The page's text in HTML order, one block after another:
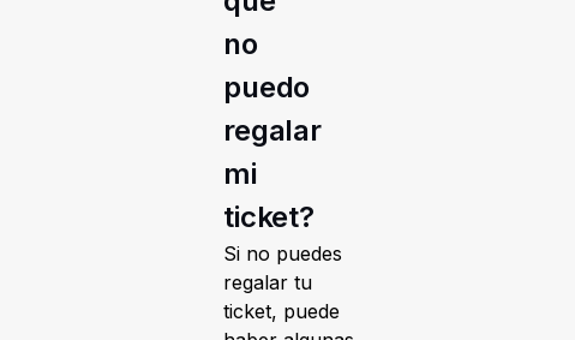
no
puedo
regalar
mi
ticket?
Si no puedes
regalar tu
ticket, puede